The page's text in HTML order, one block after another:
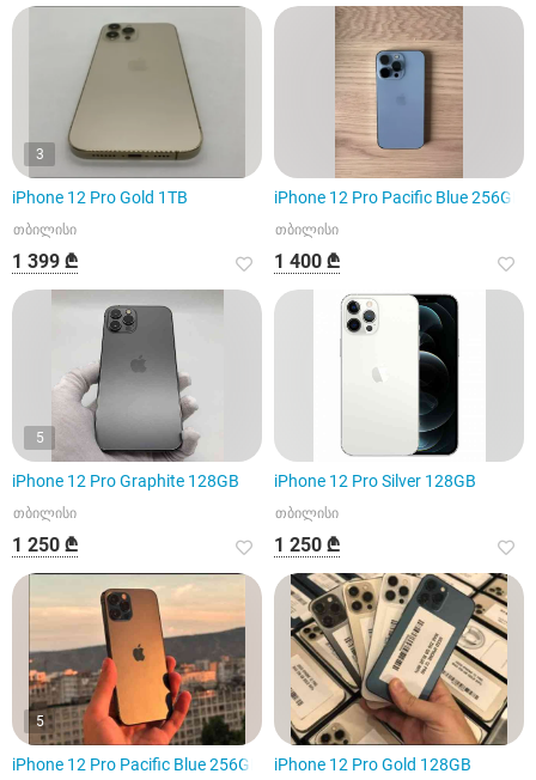
3
iPhone 12 Pro Gold 1TB
თბილისი
1 399 ₾
iPhone 12 Pro Pacific Blue 256GB
თბილისი
1 400 ₾
5
iPhone 12 Pro Graphite 128GB
თბილისი
1 250 ₾
iPhone 12 Pro Silver 128GB
თბილისი
1 250 ₾
5
iPhone 12 Pro Pacific Blue 256GB iPhone 12 Pro Gold 128GB